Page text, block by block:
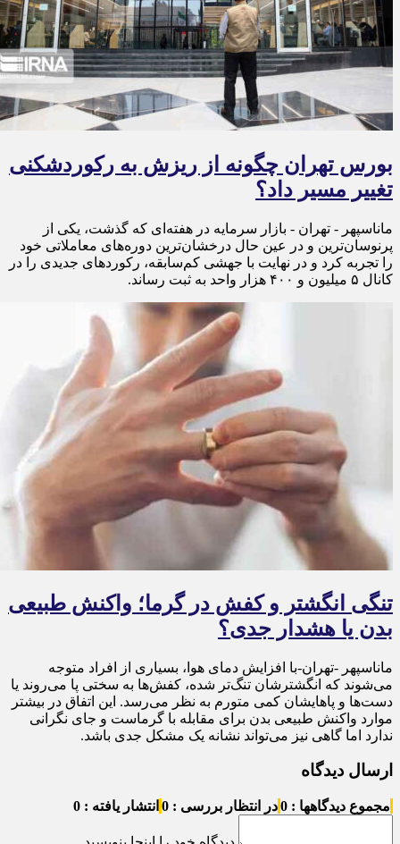
بورس تهران چگونه از ریزش به رکوردشکنی
تغییر مسیر داد؟
ماناسپهر - تهران - بازار سرمایه در هفته‌ای که گذشت، یکی از
پرنوسان‌ترین و در عین حال درخشان‌ترین دوره‌های معاملاتی خود
را تجربه کرد و در نهایت با جهشی کم‌سابقه، رکوردهای جدیدی را در
کانال ۵ میلیون و ۴۰۰ هزار واحد به ثبت رساند.
تنگی انگشتر و کفش در گرما؛ واکنش طبیعی
بدن یا هشدار جدی؟
ماناسپهر -تهران-با افزایش دمای هوا، بسیاری از افراد متوجه
می‌شوند که انگشترشان تنگ‌تر شده، کفش‌ها به سختی پا می‌روند یا
دست‌ها و پاهایشان کمی متورم به نظر می‌رسد. این اتفاق در بیشتر
موارد واکنش طبیعی بدن برای مقابله با گرماست و جای نگرانی
ندارد اما گاهی نیز می‌تواند نشانه یک مشکل جدی باشد.
ارسال دیدگاه
مجموع دیدگاهها : 0 در انتظار بررسی : 0 انتشار یافته : 0